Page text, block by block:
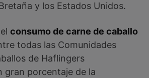
y los Estados Unidos.
consumo de carne de caballo
todas las Comunidades
de Haflingers
gran porcentaje de la